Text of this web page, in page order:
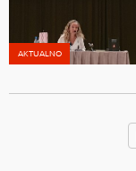
AKTUALNO